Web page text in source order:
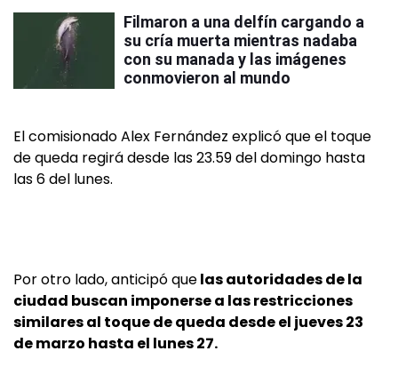
Filmaron a una delfín cargando a
su cría muerta mientras nadaba
con su manada y las imágenes
conmovieron al mundo
El comisionado Alex Fernández explicó que el toque
de queda regirá desde las 23.59 del domingo hasta
las 6 del lunes.
Por otro lado, anticipó quelas autoridades de la
ciudad buscan imponerse a las restricciones
similares al toque de queda desde el jueves 23
de marzo hasta el lunes 27.